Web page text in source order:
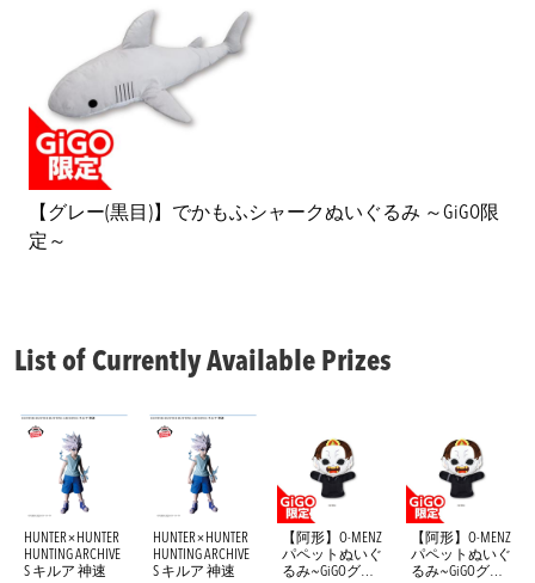
【グレー(黒目)】でかもふシャークぬいぐるみ ～GiGO限
定～
List of Currently Available Prizes
HUNTER×HUNTER
HUNTING ARCHIVE
S キルア 神速
HUNTER×HUNTER
HUNTING ARCHIVE
S キルア 神速
【阿形】O-MENZ
パペットぬいぐ
るみ~GiGOグル
【阿形】O-MENZ
パペットぬいぐ
るみ~GiGOグル